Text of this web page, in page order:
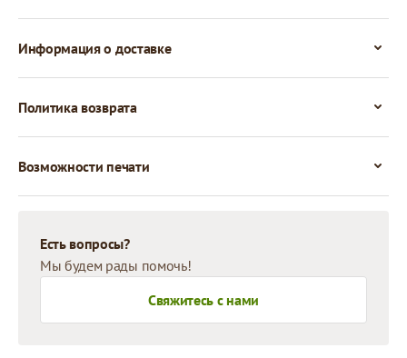
Информация о доставке
Политика возврата
Возможности печати
Есть вопросы?
Мы будем рады помочь!
Свяжитесь с нами